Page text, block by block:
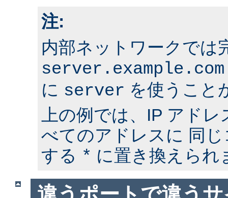
注:
内部ネットワークでは
server.example.com
に server を使うこと
上の例では、IP アド
べてのアドレスに 同
する * に置き換えられ